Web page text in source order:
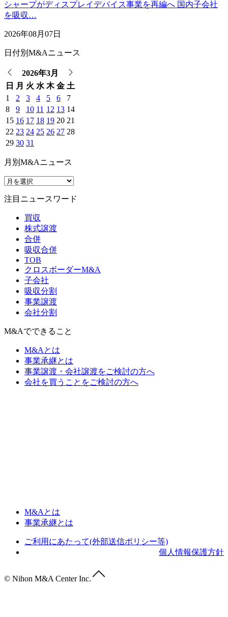
シャープがディスプレイデバイス事業を再編へ 国内子会社
を吸収…
2026年08月07日
日付別M&Aニュース
2026年3月
日
月 火 水 木 金 土
1
2 3 4 5 6
7
8
9 10 11 12 13 14
15 16 17 18 19 20 21
22 23 24 25 26 27 28
29 30 31
月別M&Aニュース
注目ニュースワード
買収
株式譲渡
合併
吸収合併
TOB
クロスボーダーM&A
子会社
吸収分割
事業譲渡
会社分割
M&Aでできること
M&Aとは
事業承継とは
事業譲渡・会社譲渡をご検討の方へ
会社を買うことをご検討の方へ
M&Aとは
事業承継とは
ご利用にあたって(外部送信ポリシー等)
個人情報保護方針
© Nihon M&A Center Inc.